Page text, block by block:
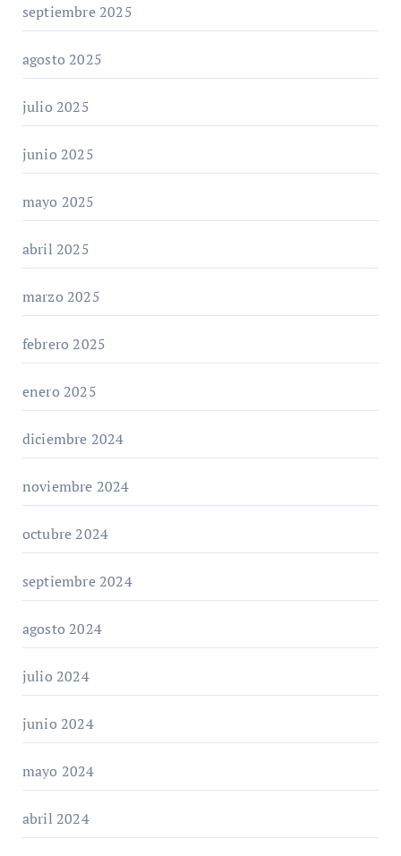
septiembre 2025
agosto 2025
julio 2025
junio 2025
mayo 2025
abril 2025
marzo 2025
febrero 2025
enero 2025
diciembre 2024
noviembre 2024
octubre 2024
septiembre 2024
agosto 2024
julio 2024
junio 2024
mayo 2024
abril 2024